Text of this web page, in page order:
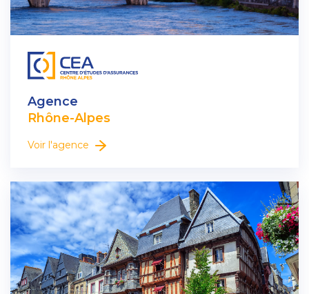
Agence
Rhône-Alpes
Voir l'agence